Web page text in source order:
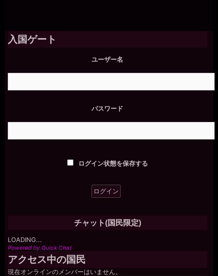
入国ゲート
ユーザー名
パスワード
ログイン状態を保存する
チャット(国民限定)
LOADING...
Powered by Quick Chat
アクセス中の国民
現在オンラインのメンバーはいません。